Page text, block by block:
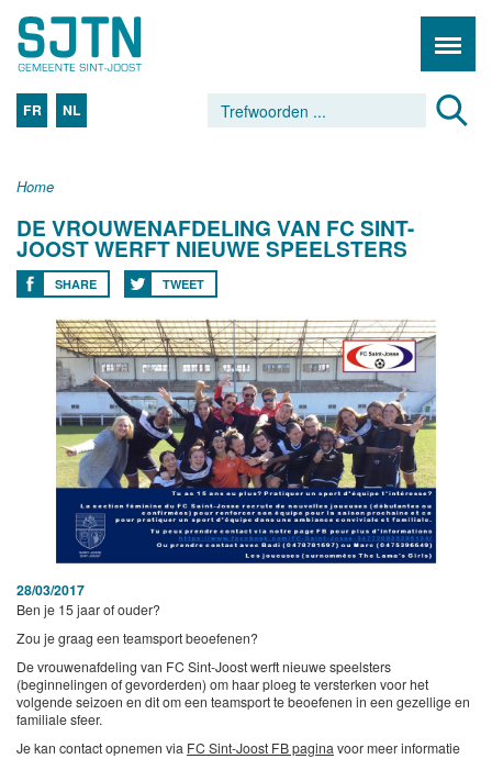
FR NL
Home
DE VROUWENAFDELING VAN FC SINT-
JOOST WERFT NIEUWE SPEELSTERS
SHARE TWEET
28/03/2017
Ben je 15 jaar of ouder?
Zou je graag een teamsport beoefenen?
De vrouwenafdeling van FC Sint-Joost werft nieuwe speelsters
(beginnelingen of gevorderden) om haar ploeg te versterken voor het
volgende seizoen en dit om een teamsport te beoefenen in een gezellige en
familiale sfeer.
Je kan contact opnemen via FC Sint-Joost FB pagina voor meer informatie